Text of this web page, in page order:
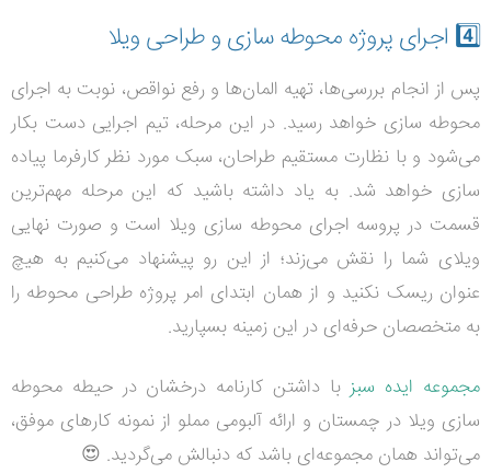
4️⃣ اجرای پروژه محوطه سازی و طراحی ویلا
پس از انجام بررسی‌ها، تهیه المان‌ها و رفع نواقص، نوبت به اجرای
محوطه سازی خواهد رسید. در این مرحله، تیم اجرایی دست بکار
می‌شود و با نظارت مستقیم طراحان، سبک مورد نظر کارفرما پیاده
سازی خواهد شد. به یاد داشته باشید که این مرحله مهم‌ترین
قسمت در پروسه اجرای محوطه سازی ویلا است و صورت نهایی
ویلای شما را نقش می‌زند؛ از این رو پیشنهاد می‌کنیم به هیچ
عنوان ریسک نکنید و از همان ابتدای امر پروژه طراحی محوطه را
به متخصصان حرفه‌ای در این زمینه بسپارید.
مجموعه ایده سبزبا داشتن کارنامه درخشان در حیطه محوطه
سازی ویلا در چمستان و ارائه آلبومی مملو از نمونه کارهای موفق،
می‌تواند همان مجموعه‌ای باشد که دنبالش می‌گردید. 😍